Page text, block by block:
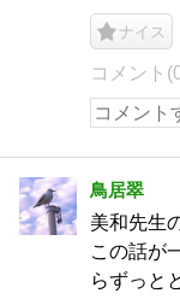
ナイス
コメント
鳥居翠
美和先生
この話が
らずっと